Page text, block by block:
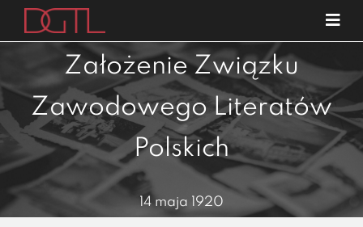
Przejdź
zawartości
specjalizacje
publikacje
blog
kariera
kontakt
Założenie Związku
Zawodowego Literatów
Polskich
14 maja 1920